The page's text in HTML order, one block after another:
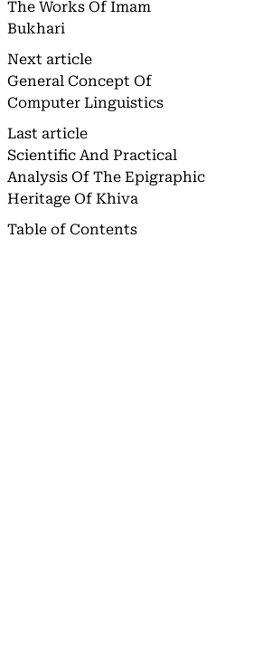
The Works Of Imam
Bukhari
Next article
General Concept Of
Computer Linguistics
Last article
Scientific And Practical
Analysis Of The Epigraphic
Heritage Of Khiva
Table of Contents